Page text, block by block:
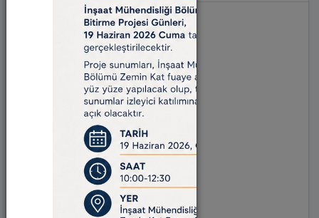
#sürdürülebilirlik (49)
#toplumsalkatkı (47)
#girişimcilik (28)
#inovasyon (33)